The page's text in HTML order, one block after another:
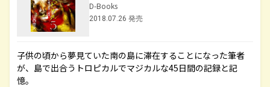
D-Books
2018.07.26 発売
子供の頃から夢見ていた南の島に滞在することになった筆者
が、島で出合うトロピカルでマジカルな45日間の記録と記
憶。